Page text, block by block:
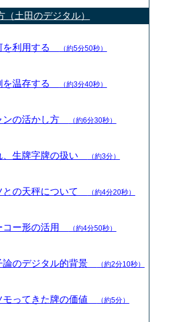
（土田のデジタル）
を利用する （約5分50秒）
を温存する （約3分40秒）
ンの活かし方 （約6分30秒）
、生牌字牌の扱い （約3分）
との天秤について （約4分20秒）
コー形の活用 （約4分50秒）
論のデジタル的背景 （約2分10秒）
モってきた牌の価値 （約5分）